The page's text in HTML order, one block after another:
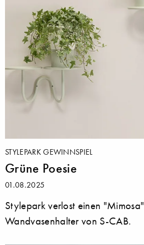
STYLEPARK GEWINNSPIEL
Grüne Poesie
01.08.2025
Stylepark verlost einen "Mimosa"
Wandvasenhalter von S-CAB.